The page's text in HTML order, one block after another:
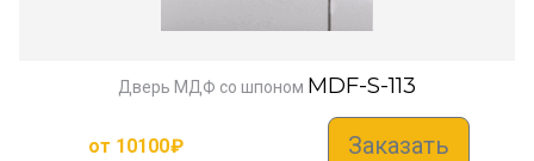
Дверь МДФ со шпоном MDF-S-113
от 10100₽ Заказать